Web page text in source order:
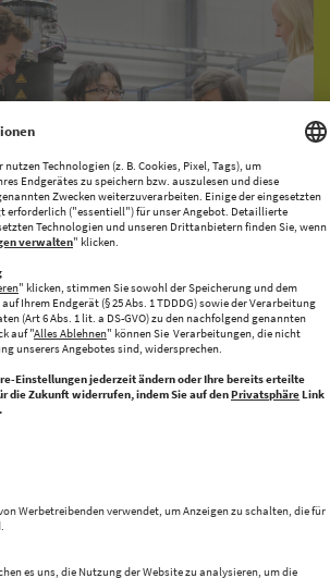
PRODUCTION
und Industrie zusammen
Folge uns auf: